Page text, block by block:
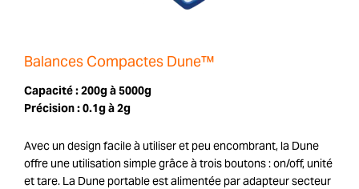
Balances Compactes Dune™
Capacité :200g à 5000g
Précision :0.1g à 2g
Avec un design facile à utiliser et peu encombrant, la Dune
offre une utilisation simple grâce à trois boutons : on/off, unité
et tare. La Dune portable est alimentée par adapteur secteur